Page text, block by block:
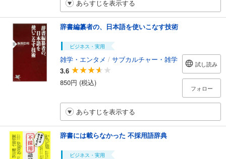
あらすじを表示する
辞書編纂者の、日本語を使いこなす技術
ビジネス・実用
雑学・エンタメ / サブカルチャー・雑学
3.6
850円 (税込)
試し読み
フォロー
あらすじを表示する
辞書には載らなかった 不採用語辞典
ビジネス・実用